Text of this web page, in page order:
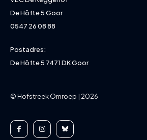
De Höfte 5 Goor
0547 26 08 88
Postadres:
De Höfte 5 7471 DK Goor
© Hofstreek Omroep | 2026